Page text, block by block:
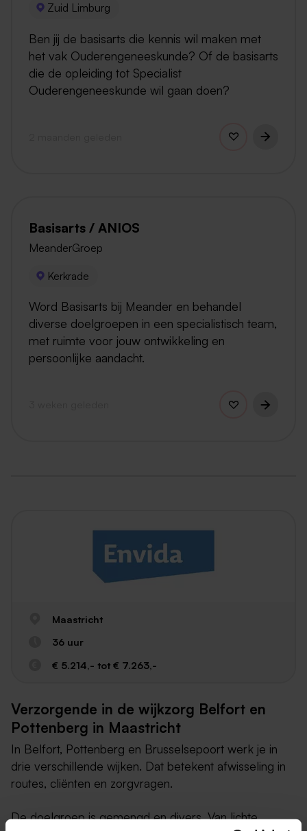
Zuid Limburg
Ben jij de basisarts die kennis wil maken met
het vak Ouderengeneeskunde? Of de basisarts
die de opleiding tot Specialist
Ouderengeneeskunde wil gaan doen?
Basisarts / ANIOS
MeanderGroep
Kerkrade
Word Basisarts bij Meander en behandel
diverse doelgroepen in een specialistisch team,
met ruimte voor jouw ontwikkeling en
persoonlijke aandacht.
Maastricht
36 uur
€ 5.214,- tot € 7.263,-
Verzorgende in de wijkzorg Belfort en
Pottenberg in Maastricht
In Belfort, Pottenberg en Brusselsepoort werk je in
drie verschillende wijken. Dat betekent afwisseling in
routes, cliënten en zorgvragen.
De doelgroep is gemengd en divers. Van lichte